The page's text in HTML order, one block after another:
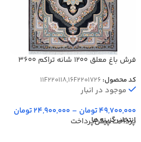
فرش باغ معلق 1200 شانه تراکم 3600
کد محصول: 11F220118,16F2201726
موجود در انبار
49,700,000تومان –
24,900,000تومان
انتخاب گزینه ها
پرداخت پیش‌پرداخت